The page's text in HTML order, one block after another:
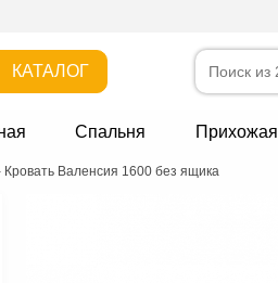
КАТАЛОГ
Спальня Прихожая
Кровать Валенсия 1600 без ящика